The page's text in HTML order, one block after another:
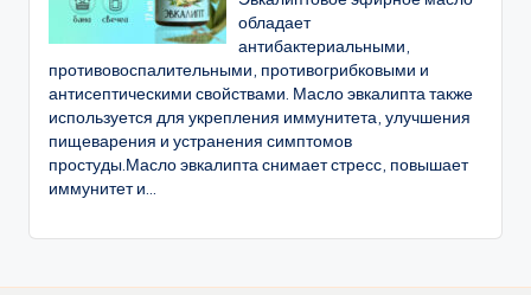
обладает
антибактериальными,
противовоспалительными, противогрибковыми и
антисептическими свойствами. Масло эвкалипта также
используется для укрепления иммунитета, улучшения
пищеварения и устранения симптомов
простуды.Масло эвкалипта снимает стресс, повышает
иммунитет и...